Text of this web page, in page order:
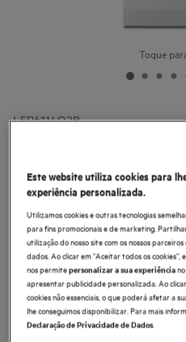
Toque
LFR6114O2B
Máquina de lavar
4.3 (71)
Benefícios
A máquina Série 6000 ProSense®
energia
Com ProSense®, cada ciclo é ajustado
Este website utiliza cookies para
experiência personalizada.
Utilizamos cookies e outras tecnologias
para fins promocionais e de marketing.
utilização do nosso site com os nossos
dados. Ao clicar em "Aceitar todos os
nos permitepersonalizar a sua experiência
apresentar publicidade personalizada. Ao
cookies não essenciais, o que poderá afetar a
lhe conseguimos disponibilizar. Para mais
Declaração de Privacidade de Dados.